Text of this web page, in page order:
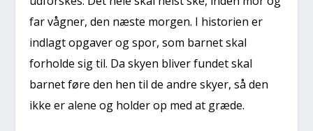
far vågner, den næste morgen. I historien er
indlagt opgaver og spor, som barnet skal
forholde sig til. Da skyen bliver fundet skal
barnet føre den hen til de andre skyer, så den
ikke er alene og holder op med at græde.